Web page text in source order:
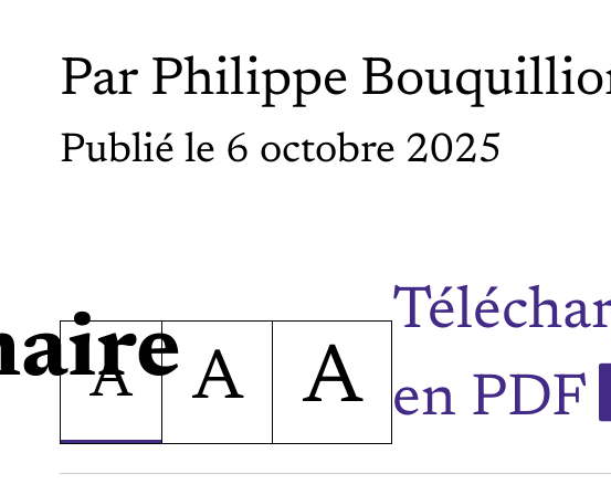
Par Philippe
Publié le 6 octobre 2025
A A A en PDF